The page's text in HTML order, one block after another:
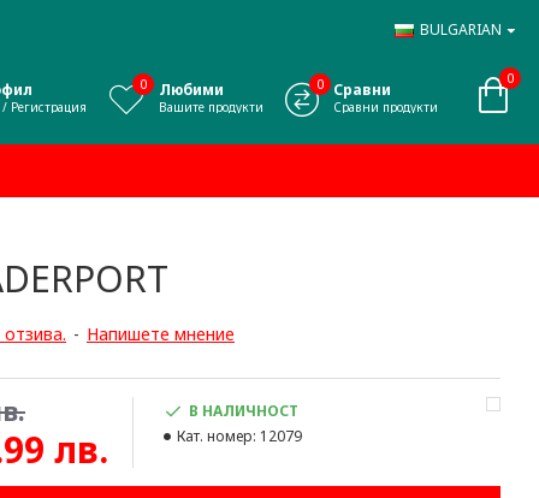
BULGARIAN
/ Регистрация
Любими
Вашите продукти
0 Сравни
Сравни продукти
0 0
- Напишете мнение
лв.
В НАЛИЧНОСТ
Кат. номер: 12079